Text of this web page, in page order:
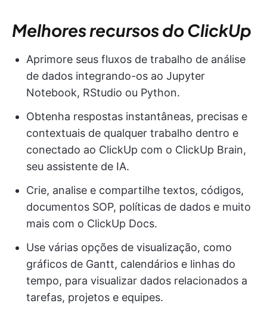
Melhores recursos do ClickUp
Aprimore seus fluxos de trabalho de análise
de dados integrando-os ao Jupyter
Notebook, RStudio ou Python.
Obtenha respostas instantâneas, precisas e
contextuais de qualquer trabalho dentro e
conectado ao ClickUp com o ClickUp Brain,
seu assistente de IA.
Crie, analise e compartilhe textos, códigos,
documentos SOP, políticas de dados e muito
mais com o ClickUp Docs.
Use várias opções de visualização, como
gráficos de Gantt, calendários e linhas do
tempo, para visualizar dados relacionados a
tarefas, projetos e equipes.